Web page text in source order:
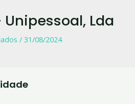
Lda
/ 31/08/2024